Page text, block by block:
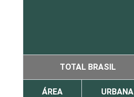
TOTAL BRASIL
ÁREA URBANA